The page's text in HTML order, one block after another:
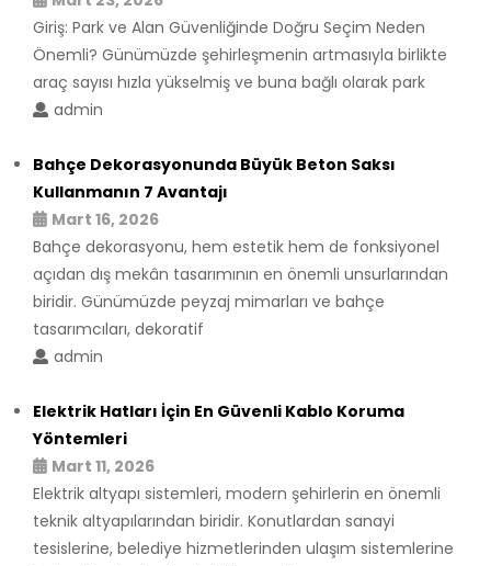
Giriş: Park ve Alan Güvenliğinde Doğru Seçim Neden
Önemli? Günümüzde şehirleşmenin artmasıyla birlikte
araç sayısı hızla yükselmiş ve buna bağlı olarak park
admin
Bahçe Dekorasyonunda Büyük Beton Saksı
Kullanmanın 7 Avantajı
Mart 16, 2026
Bahçe dekorasyonu, hem estetik hem de fonksiyonel
açıdan dış mekân tasarımının en önemli unsurlarından
biridir. Günümüzde peyzaj mimarları ve bahçe
tasarımcıları, dekoratif
admin
Elektrik Hatları İçin En Güvenli Kablo Koruma
Yöntemleri
Mart 11, 2026
Elektrik altyapı sistemleri, modern şehirlerin en önemli
teknik altyapılarından biridir. Konutlardan sanayi
tesislerine, belediye hizmetlerinden ulaşım sistemlerine